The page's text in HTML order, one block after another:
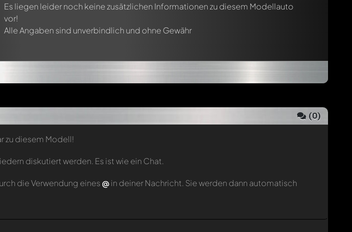
Es liegen leider noch keine zusätzlichen Informationen zu diesem Modellauto
vor!
Alle Angaben sind unverbindlich und ohne Gewähr
(0)
zu diesem Modell!
diskutiert werden. Es ist wie ein Chat.
die Verwendung eines @in deiner Nachricht. Sie werden dann automatisch